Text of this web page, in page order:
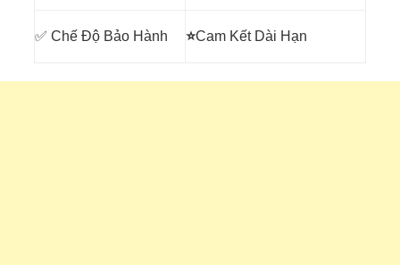
✅ Chế Độ Bảo Hành ⭐Cam Kết Dài Hạn